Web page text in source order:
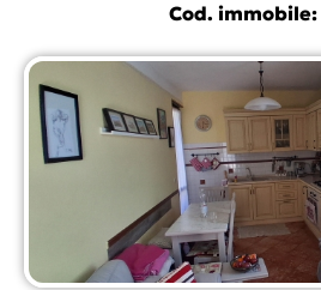
Cod. immobile: